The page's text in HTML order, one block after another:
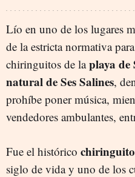
Lío en uno de los lugares
de la estricta normativa
chiringuitos de laplaya
natural de Ses Salines,
prohíbe poner música,
vendedores ambulantes,
Fue el histórico
siglo de vida y uno de los